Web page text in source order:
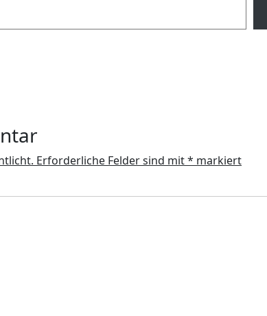
Erforderliche Felder sind mit* markiert